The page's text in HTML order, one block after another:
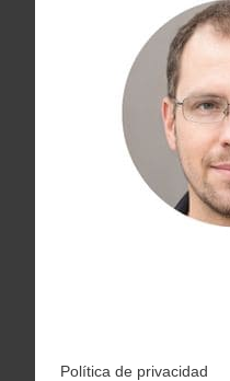
Política de privacidad